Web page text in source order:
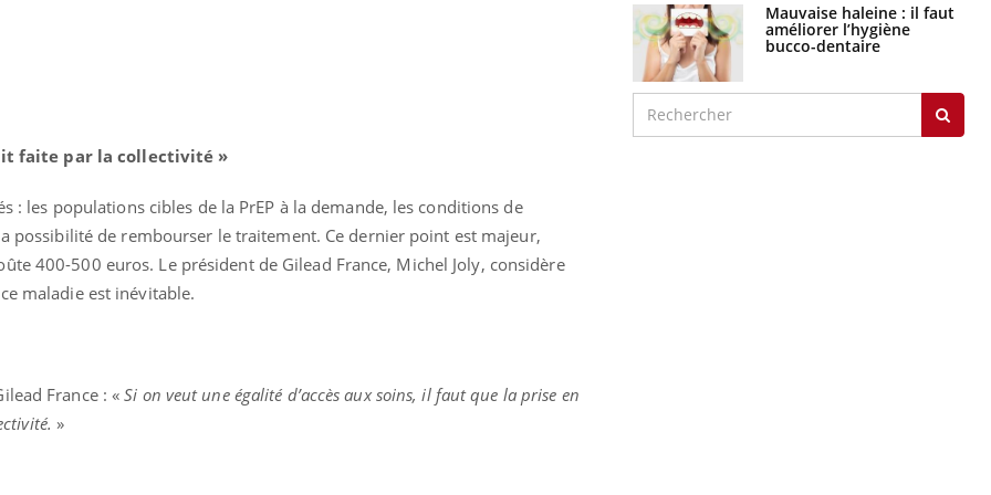
faite par la collectivité »
: les populations cibles de la PrEP à la demande, les conditions de
possibilité de rembourser le traitement. Ce dernier point est majeur,
400-500 euros. Le président de Gilead France, Michel Joly, considère
maladie est inévitable.
France : «Si on veut une égalité d’accès aux soins, il faut que la prise en
»
Mauvaise haleine : il faut
améliorer l’hygiène
bucco-dentaire